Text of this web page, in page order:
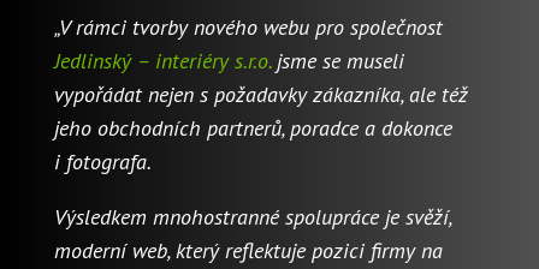
„V rámci tvorby nového webu pro společnost
Jedlinský – interiéry s.r.o.jsme se museli
vypořádat nejen s požadavky zákazníka, ale též
jeho obchodních partnerů, poradce a dokonce
i fotografa.
Výsledkem mnohostranné spolupráce je svěží,
moderní web, který reflektuje pozici firmy na